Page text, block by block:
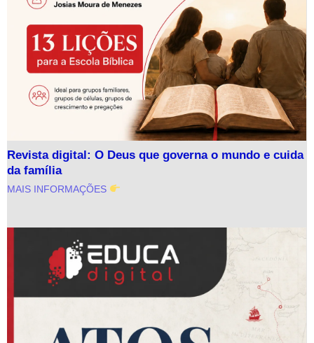
Revista digital: O Deus que governa o mundo e cuida
da família
MAIS INFORMAÇÕES